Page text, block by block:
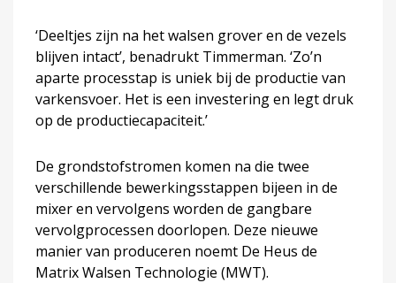
‘Deeltjes zijn na het walsen grover en de vezels
blijven intact’, benadrukt Timmerman. ‘Zo’n
aparte processtap is uniek bij de productie van
varkensvoer. Het is een investering en legt druk
op de productiecapaciteit.’
De grondstofstromen komen na die twee
verschillende bewerkingsstappen bijeen in de
mixer en vervolgens worden de gangbare
vervolgprocessen doorlopen. Deze nieuwe
manier van produceren noemt De Heus de
Matrix Walsen Technologie (MWT).